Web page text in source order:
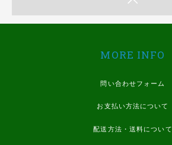
MORE INFO
問い合わせフォーム
お支払い方法について
配送方法・送料について